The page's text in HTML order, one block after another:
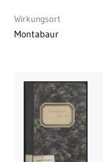
Wirkungsort
Montabaur